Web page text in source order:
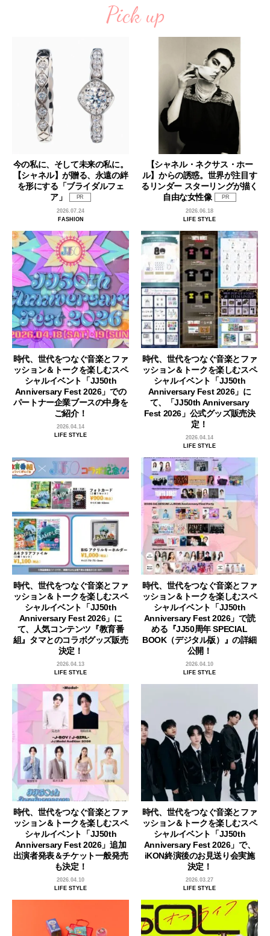
Pick up
今の私に、そして未来の私に。
【シャネル】が贈る、永遠の絆
を形にする「ブライダルフェ
ア」
PR
2026.07.24
FASHION
【シャネル・ネクサス・ホー
ル】からの誘惑。世界が注目す
るリンダー スターリングが描く
自由な女性像
PR
2026.06.18
LIFE STYLE
時代、世代をつなぐ音楽とファ
ッション＆トークを楽しむスペ
シャルイベント「JJ50th
Anniversary Fest 2026」での
パートナー企業ブースの中身を
ご紹介！
2026.04.14
LIFE STYLE
時代、世代をつなぐ音楽とファ
ッション＆トークを楽しむスペ
シャルイベント「JJ50th
Anniversary Fest 2026」に
て、「JJ50th Anniversary
Fest 2026」公式グッズ販売決
定！
2026.04.14
LIFE STYLE
時代、世代をつなぐ音楽とファ
ッション＆トークを楽しむスペ
シャルイベント「JJ50th
Anniversary Fest 2026」に
て、人気コンテンツ『教育番
組』タマとのコラボグッズ販売
決定！
2026.04.13
LIFE STYLE
時代、世代をつなぐ音楽とファ
ッション＆トークを楽しむスペ
シャルイベント「JJ50th
Anniversary Fest 2026」で読
める『JJ50周年 SPECIAL
BOOK（デジタル版）』の詳細
公開！
2026.04.10
LIFE STYLE
時代、世代をつなぐ音楽とファ
ッション＆トークを楽しむスペ
シャルイベント「JJ50th
Anniversary Fest 2026」追加
出演者発表＆チケット一般発売
も決定！
2026.04.10
LIFE STYLE
時代、世代をつなぐ音楽とファ
ッション＆トークを楽しむスペ
シャルイベント「JJ50th
Anniversary Fest 2026」で、
iKON終演後のお見送り会実施
決定！
2026.03.27
LIFE STYLE